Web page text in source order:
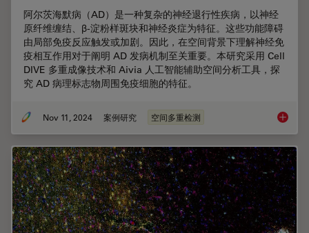
阿尔茨海默病（AD）是一种复杂的神经退行性疾病，以神经
原纤维缠结、β-淀粉样斑块和神经炎症为特征。这些功能障碍
由局部免疫反应触发或加剧。因此，在空间背景下理解神经免
疫相互作用对于阐明 AD 发病机制至关重要。本研究采用 Cell
DIVE 多重成像技术和 Aivia 人工智能辅助空间分析工具，探
究 AD 病理标志物周围免疫细胞的特征。
Nov 11, 2024 案例研究 空间多重检测 阿尔茨